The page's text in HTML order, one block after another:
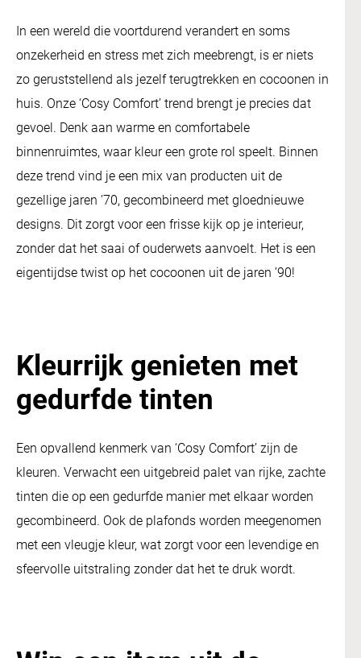
In een wereld die voortdurend verandert en soms
onzekerheid en stress met zich meebrengt, is er niets
zo geruststellend als jezelf terugtrekken en cocoonen in
huis. Onze ‘Cosy Comfort’ trend brengt je precies dat
gevoel. Denk aan warme en comfortabele
binnenruimtes, waar kleur een grote rol speelt. Binnen
deze trend vind je een mix van producten uit de
gezellige jaren ’70, gecombineerd met gloednieuwe
designs. Dit zorgt voor een frisse kijk op je interieur,
zonder dat het saai of ouderwets aanvoelt. Het is een
eigentijdse twist op het cocoonen uit de jaren ’90!
Kleurrijk genieten met
gedurfde tinten
Een opvallend kenmerk van ‘Cosy Comfort’ zijn de
kleuren. Verwacht een uitgebreid palet van rijke, zachte
tinten die op een gedurfde manier met elkaar worden
gecombineerd. Ook de plafonds worden meegenomen
met een vleugje kleur, wat zorgt voor een levendige en
sfeervolle uitstraling zonder dat het te druk wordt.